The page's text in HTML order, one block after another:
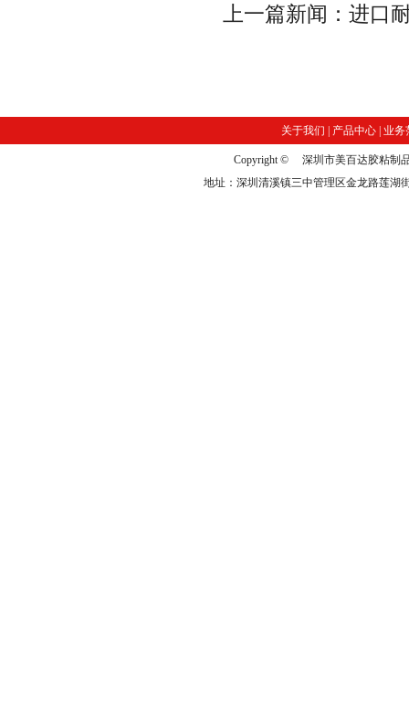
上一篇新闻： 进口
关于我们 产品中心 业务
Copyright © 深圳市美百达胶粘
地址：深圳清溪镇三中管理区金龙路莲